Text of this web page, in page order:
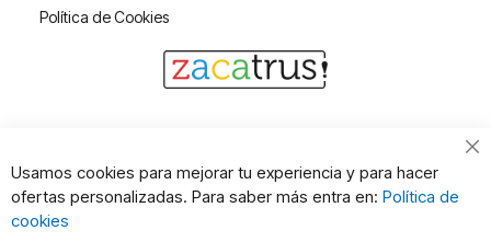
Política de Cookies
Usamos cookies para mejorar tu experiencia y para hacer
ofertas personalizadas. Para saber más entra en: Política de
cookies